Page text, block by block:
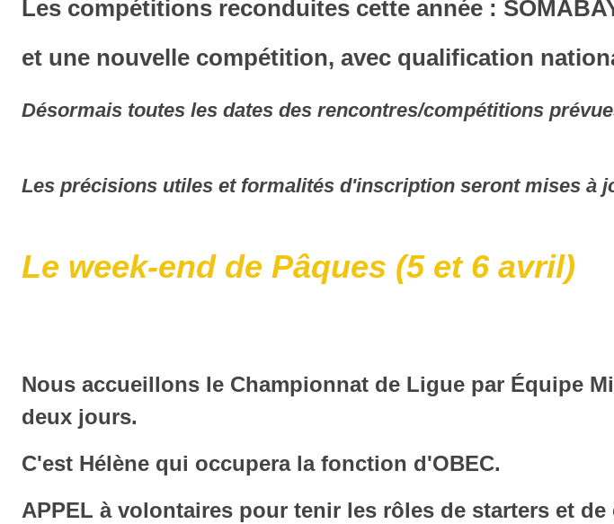
Les compétitions reconduites cette année :
et une nouvelle compétition, avec qualification
Désormais toutes les dates des rencontres/compétitions
Les précisions utiles et formalités d'inscription seront mises à
Le week-end de Pâques (5 et 6 avril)
Nous accueillons le Championnat de Ligue par Équipe
deux jours.
C'est Hélène qui occupera la fonction d'OBEC.
APPEL à volontaires pour tenir les rôles de starters et